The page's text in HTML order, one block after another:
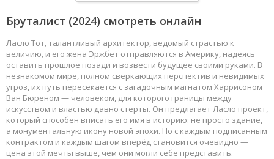
Бруталист (2024) смотреть онлайн
Ласло Тот, талантливый архитектор, ведомый страстью к
величию, и его жена Эржбет отправляются в Америку, надеясь
оставить прошлое позади и возвести будущее своими руками. В
незнакомом мире, полном сверкающих перспектив и невидимых
угроз, их путь пересекается с загадочным магнатом Харрисоном
Ван Бюреном — человеком, для которого границы между
искусством и властью давно стерты. Он предлагает Ласло проект,
который способен вписать его имя в историю: не просто здание,
а монументальную икону новой эпохи. Но с каждым подписанным
контрактом и каждым шагом вперёд становится очевидно —
цена этой мечты выше, чем они могли себе представить.